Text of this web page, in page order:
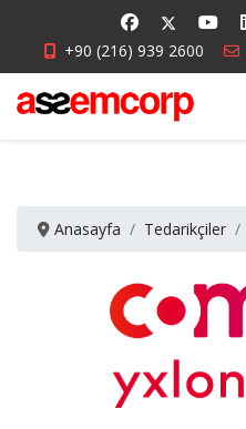
+90 (216) 939 2600
Anasayfa Tedarikçiler